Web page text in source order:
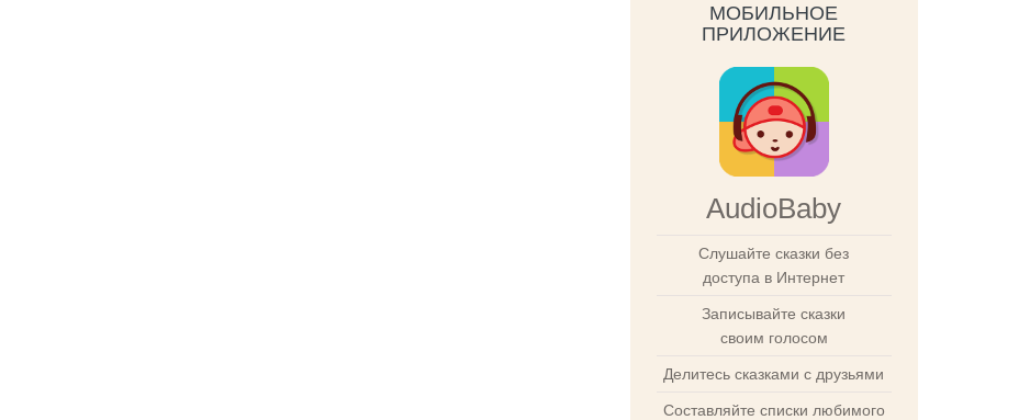
МОБИЛЬНОЕ
ПРИЛОЖЕНИЕ
AudioBaby
Слушайте сказки без
доступа в Интернет
Записывайте сказки
своим голосом
Делитесь сказками с друзьями
Составляйте списки любимого